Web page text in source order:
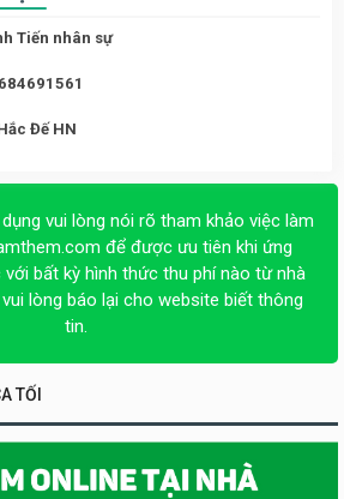
Tiến nhân sự
Đế HN
vui lòng nói rõ tham khảo việc làm
để được ưu tiên khi ứng
với bất kỳ hình thức thu phí nào từ nhà
lòng báo lại cho website biết thông
tin.
TỐI